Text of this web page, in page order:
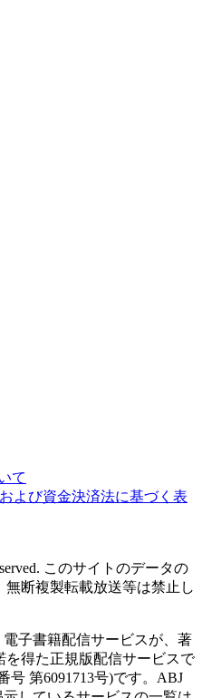
て
よび資金決済法に基づく表
このサイトのデータの
断複製転載放送等は禁止し
子書籍配信サービスが、著
得た正規版配信サービスで
号 第6091713号)です。ABJ